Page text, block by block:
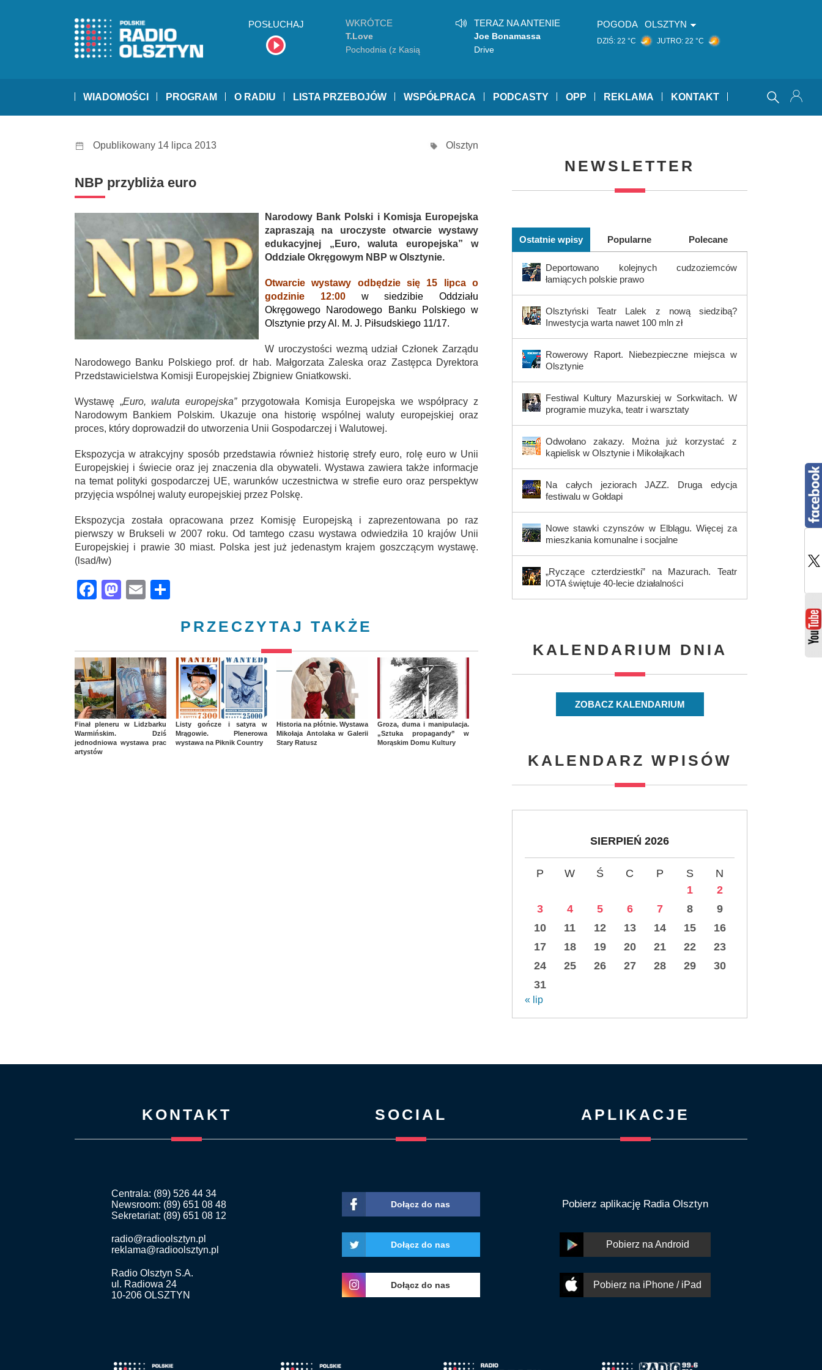
POSŁUCHAJ WKRÓTCE
T.Love
Pochodnia (z Kasią
TERAZ NA ANTENIE
Joe Bonamassa
Drive
POGODA OLSZTYN
DZIŚ: 22 °C JUTRO: 22 °C
WIADOMOŚCI PROGRAM O RADIU LISTA PRZEBOJÓW WSPÓŁPRACA PODCASTY OPP REKLAMA KONTAKT
Opublikowany 14 lipca 2013 Olsztyn
NBP przybliża euro
Narodowy Bank Polski i Komisja Europejska
zapraszają na uroczyste otwarcie wystawy
edukacyjnej „Euro, waluta europejska” w
Oddziale Okręgowym NBP w Olsztynie.
Otwarcie wystawy odbędzie się 15 lipca o
godzinie 12:00 w siedzibie Oddziału
Okręgowego Narodowego Banku Polskiego w
Olsztynie przy Al. M. J. Piłsudskiego 11/17.
W uroczystości wezmą udział Członek Zarządu
Narodowego Banku Polskiego prof. dr hab. Małgorzata Zaleska oraz Zastępca Dyrektora
Przedstawicielstwa Komisji Europejskiej Zbigniew Gniatkowski.
Wystawę „Euro, waluta europejska”przygotowała Komisja Europejska we współpracy z
Narodowym Bankiem Polskim. Ukazuje ona historię wspólnej waluty europejskiej oraz
proces, który doprowadził do utworzenia Unii Gospodarczej i Walutowej.
Ekspozycja w atrakcyjny sposób przedstawia również historię strefy euro, rolę euro w Unii
Europejskiej i świecie oraz jej znaczenia dla obywateli. Wystawa zawiera także informacje
na temat polityki gospodarczej UE, warunków uczestnictwa w strefie euro oraz perspektyw
przyjęcia wspólnej waluty europejskiej przez Polskę.
Ekspozycja została opracowana przez Komisję Europejską i zaprezentowana po raz
pierwszy w Brukseli w 2007 roku. Od tamtego czasu wystawa odwiedziła 10 krajów Unii
Europejskiej i prawie 30 miast. Polska jest już jedenastym krajem goszczącym wystawę.
(lsad/łw)
Facebook
Mastodon
Email
PRZECZYTAJ TAKŻE
Finał pleneru w Lidzbarku
Warmińskim. Dziś
jednodniowa wystawa prac
artystów
Listy gończe i satyra w
Mrągowie. Plenerowa
wystawa na Piknik Country
Historia na płótnie. Wystawa
Mikołaja Antolaka w Galerii
Stary Ratusz
Groza, duma i manipulacja.
„Sztuka propagandy” w
Morąskim Domu Kultury
NEWSLETTER
Ostatnie wpisy Popularne Polecane
Deportowano kolejnych cudzoziemców
łamiących polskie prawo
Olsztyński Teatr Lalek z nową siedzibą?
Inwestycja warta nawet 100 mln zł
Rowerowy Raport. Niebezpieczne miejsca w
Olsztynie
Festiwal Kultury Mazurskiej w Sorkwitach. W
programie muzyka, teatr i warsztaty
Odwołano zakazy. Można już korzystać z
kąpielisk w Olsztynie i Mikołajkach
Na całych jeziorach JAZZ. Druga edycja
festiwalu w Gołdapi
Nowe stawki czynszów w Elblągu. Więcej za
mieszkania komunalne i socjalne
„Ryczące czterdziestki” na Mazurach. Teatr
IOTA świętuje 40-lecie działalności
KALENDARIUM DNIA
ZOBACZ KALENDARIUM
KALENDARZ WPISÓW
SIERPIEŃ 2026
P W Ś C P S
N
1
2
3
4 5 6 7 8
9
10
11 12 13 14 15
16
17
18 19 20 21 22
23
24
25 26 27 28 29
30
31
« lip
KONTAKT
Centrala: (89) 526 44 34
Newsroom: (89) 651 08 48
Sekretariat: (89) 651 08 12
radio@radioolsztyn.pl
reklama@radioolsztyn.pl
Radio Olsztyn S.A.
ul. Radiowa 24
10-206 OLSZTYN
SOCIAL
Dołącz do nas
Dołącz do nas
Dołącz do nas
APLIKACJE
Pobierz aplikację Radia Olsztyn
Pobierz na Android
Pobierz na iPhone / iPad